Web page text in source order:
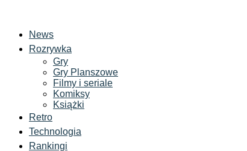
News
Rozrywka
Gry
Gry Planszowe
Filmy i seriale
Komiksy
Książki
Retro
Technologia
Rankingi